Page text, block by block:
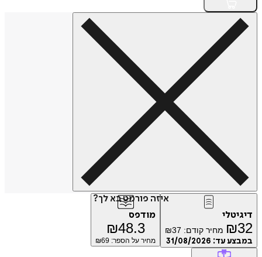
איזה פורמט בא לך?
דיגיטלי
₪32 מחיר קודם: ₪37
במבצע עד: 31/08/2026
מודפס
₪48.3
מחיר על הספר: ₪ 69